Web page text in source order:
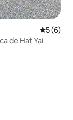
5 (6)
de Hat Yai